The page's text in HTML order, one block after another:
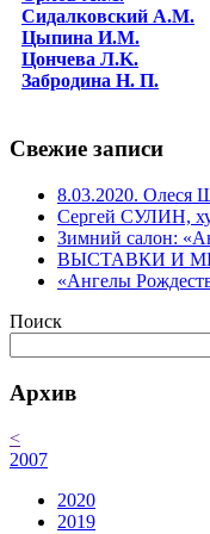
Сидалковский А.М.
Цыпина И.М.
Цончева Л.K.
Забродина Н. П.
Свежие записи
8.03.2020. Олеся
Сергей СУЛИН,
Зимний салон:
ВЫСТАВКИ И
«Ангелы
Поиск
Архив
<
2007
2020
2019